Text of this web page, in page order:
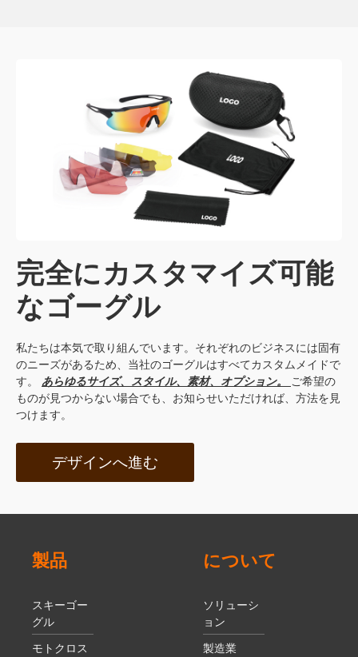
完全にカスタマイズ可能
なゴーグル
私たちは本気で取り組んでいます。それぞれのビジネスには固有
のニーズがあるため、当社のゴーグルはすべてカスタムメイドで
す。 あらゆるサイズ、スタイル、素材、オプション。
ご希望の
ものが見つからない場合でも、お知らせいただければ、方法を見
つけます。
デザインへ進む
製品
スキーゴー
グル
モトクロス
について
ソリューシ
ョン
製造業